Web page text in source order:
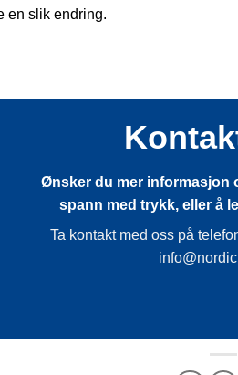
en slik endring.
Ønsker du mer informasjon
spann med trykk, eller å
Ta kontakt med oss på